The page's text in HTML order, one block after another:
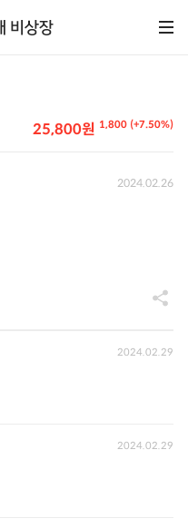
1,800 (+7.50%)
25,800원
2024.02.26
2024.02.29
2024.02.29